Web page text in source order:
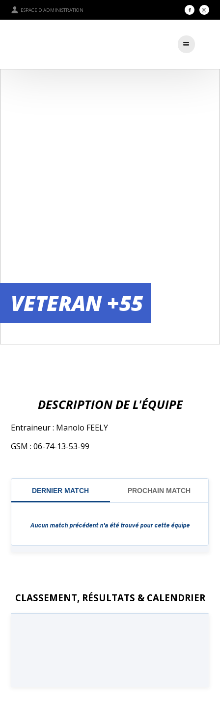
ESPACE D'ADMINISTRATION
VETERAN +55
DESCRIPTION DE L'ÉQUIPE
Entraineur : Manolo FEELY
GSM : 06-74-13-53-99
CLASSEMENT, RÉSULTATS & CALENDRIER